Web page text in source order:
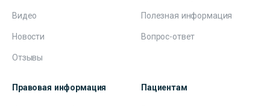
Видео
Новости
Отзывы
Полезная информация
Вопрос-ответ
Правовая информация Пациентам